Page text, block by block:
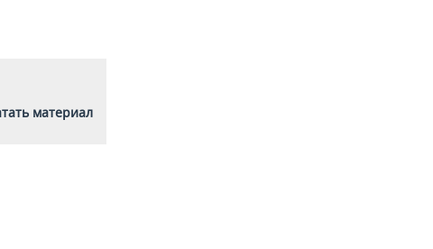
материал